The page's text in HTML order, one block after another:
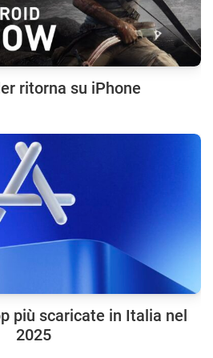
ritorna su iPhone
più scaricate in Italia nel
2025